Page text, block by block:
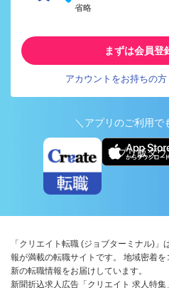
省略
まずは会員登
アカウントをお持ちの
＼アプリのご利用で
アプリ版ダ
「クリエイト転職 (ジョブターミナル)
報が満載の転職サイトです。 地域密着
新の転職情報をお届けしています。
新聞折込求人広告「クリエイト 求人特